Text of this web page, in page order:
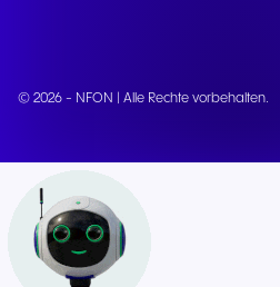
© 2026 - NFON | Alle Rechte vorbehalten.